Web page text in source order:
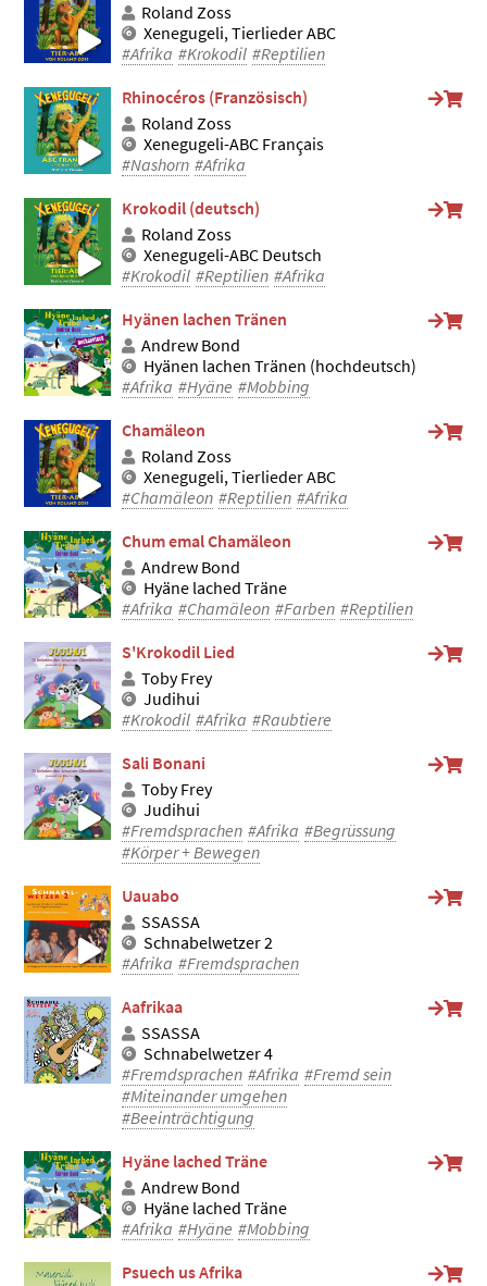
Roland Zoss
Xenegugeli, Tierlieder ABC
#Afrika #Krokodil #Reptilien
Rhinocéros (Französisch)
Roland Zoss
Xenegugeli-ABC Français
#Nashorn #Afrika
Krokodil (deutsch)
Roland Zoss
Xenegugeli-ABC Deutsch
#Krokodil #Reptilien #Afrika
Hyänen lachen Tränen
Andrew Bond
Hyänen lachen Tränen (hochdeutsch)
#Afrika #Hyäne #Mobbing
Chamäleon
Roland Zoss
Xenegugeli, Tierlieder ABC
#Chamäleon #Reptilien #Afrika
Chum emal Chamäleon
Andrew Bond
Hyäne lached Träne
#Afrika #Chamäleon #Farben #Reptilien
S'Krokodil Lied
Toby Frey
Judihui
#Krokodil #Afrika #Raubtiere
Sali Bonani
Toby Frey
Judihui
#Fremdsprachen #Afrika #Begrüssung
#Körper + Bewegen
Uauabo
SSASSA
Schnabelwetzer 2
#Afrika #Fremdsprachen
Aafrikaa
SSASSA
Schnabelwetzer 4
#Fremdsprachen #Afrika #Fremd sein
#Miteinander umgehen
#Beeinträchtigung
Hyäne lached Träne
Andrew Bond
Hyäne lached Träne
#Afrika #Hyäne #Mobbing
Psuech us Afrika